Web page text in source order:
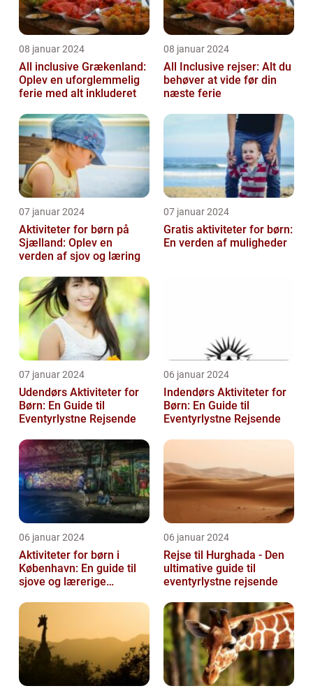
08 januar 2024
All inclusive Grækenland:
Oplev en uforglemmelig
ferie med alt inkluderet
08 januar 2024
All Inclusive rejser: Alt du
behøver at vide før din
næste ferie
07 januar 2024
Aktiviteter for børn på
Sjælland: Oplev en
verden af sjov og læring
07 januar 2024
Gratis aktiviteter for børn:
En verden af muligheder
07 januar 2024
Udendørs Aktiviteter for
Børn: En Guide til
Eventyrlystne Rejsende
06 januar 2024
Indendørs Aktiviteter for
Børn: En Guide til
Eventyrlystne Rejsende
06 januar 2024
Aktiviteter for børn i
København: En guide til
sjove og lærerige
06 januar 2024
Rejse til Hurghada - Den
ultimative guide til
eventyrlystne rejsende